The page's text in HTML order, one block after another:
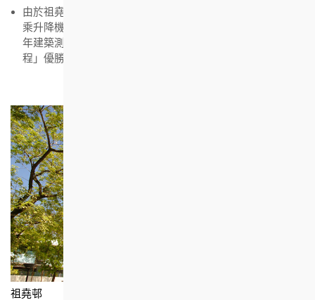
由於祖堯邨部分大樓依山而建，房協於2014年為該邨加建轉
乘升降機大樓及行人天橋，方便居民出入。該工程於「2015
年建築測量師大獎」中，榮獲「大型加建及改建及翻新工
程」優勝獎
祖堯邨